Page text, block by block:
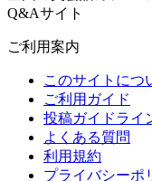
Q&Aサイト
ご利用案内
このサイトにつ
ご利用ガイド
投稿ガイドライ
よくある質問
利用規約
プライバシーポ